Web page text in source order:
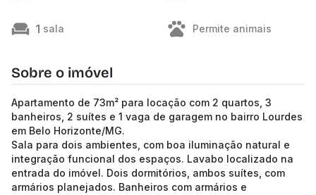
1 sala Permite animais
Sobre o imóvel
Apartamento de 73m² para locação com 2 quartos, 3
banheiros, 2 suítes e 1 vaga de garagem no bairro Lourdes
em Belo Horizonte/MG.
Sala para dois ambientes, com boa iluminação natural e
integração funcional dos espaços. Lavabo localizado na
entrada do imóvel. Dois dormitórios, ambos suítes, com
armários planejados. Banheiros com armários e